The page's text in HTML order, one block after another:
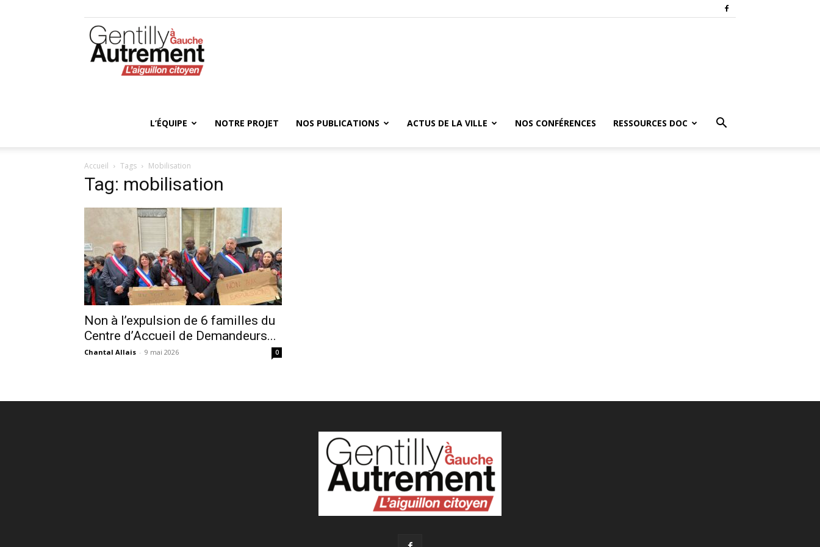
L’ÉQUIPE NOTRE PROJET NOS PUBLICATIONS ACTUS DE LA VILLE NOS CONFÉRENCES RESSOURCES DOC
Accueil Tags Mobilisation
Tag: mobilisation
Non à l’expulsion de 6 familles du
Centre d’Accueil de Demandeurs...
Chantal Allais - 9 mai 2026 0